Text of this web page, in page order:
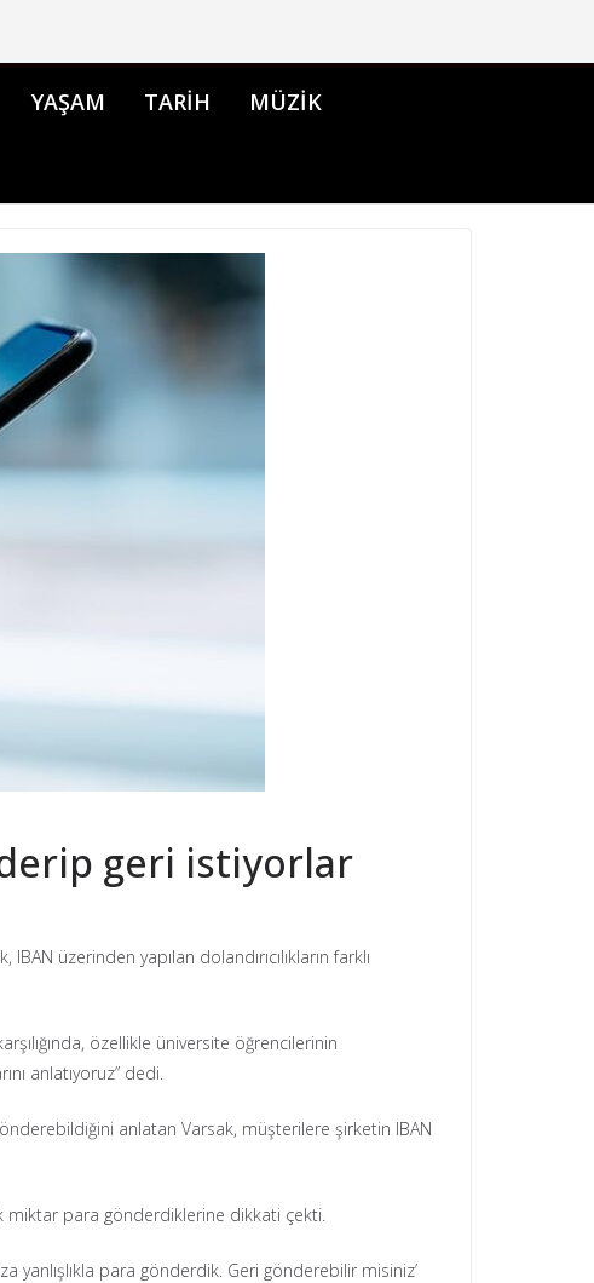
YAŞAM TARİH MÜZİK
geri istiyorlar
üzerinden yapılan dolandırıcılıkların farklı
özellikle üniversite öğrencilerinin
anlatıyoruz” dedi.
anlatan Varsak, müşterilere şirketin IBAN
miktar para gönderdiklerine dikkati çekti.
yanlışlıkla para gönderdik. Geri gönderebilir misiniz’